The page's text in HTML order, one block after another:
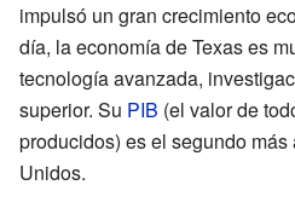
impulsó un gran crecimiento
día, la economía de Texas es
tecnología avanzada,
superior. Su PIB (el valor de
producidos) es el segundo
Unidos.